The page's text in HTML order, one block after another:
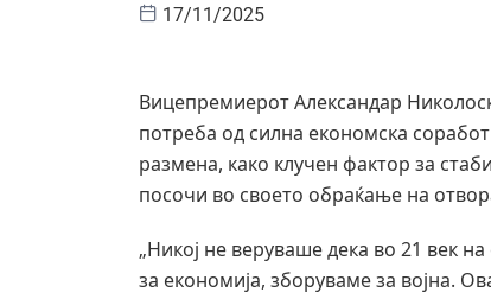
17/11/2025
Вицепремиерот Александар
потреба од силна економска
размена, како клучен фактор за
посочи во своето обраќање на
„Никој не веруваше дека во 21 век
за економија, зборуваме за војна.